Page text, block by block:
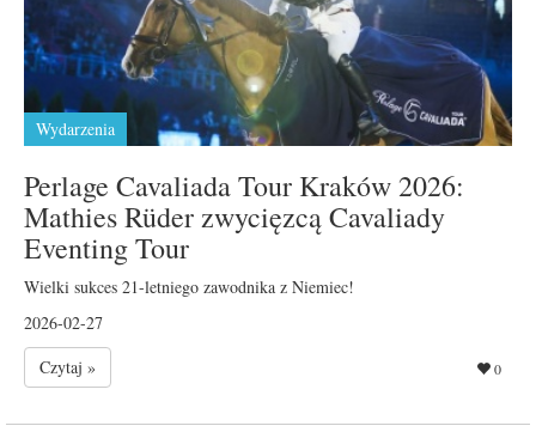
Wydarzenia
Perlage Cavaliada Tour Kraków 2026:
Mathies Rüder zwycięzcą Cavaliady
Eventing Tour
Wielki sukces 21-letniego zawodnika z Niemiec!
2026-02-27
Czytaj »
0